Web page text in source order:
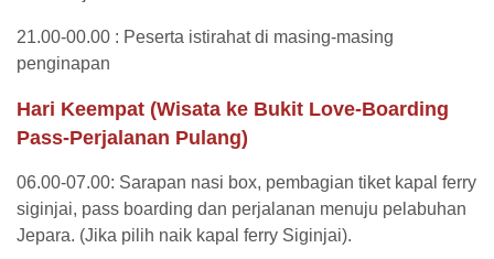
21.00-00.00 : Peserta istirahat di masing-masing
penginapan
Hari Keempat (Wisata ke Bukit Love-Boarding
Pass-Perjalanan Pulang)
06.00-07.00: Sarapan nasi box, pembagian tiket kapal ferry
siginjai, pass boarding dan perjalanan menuju pelabuhan
Jepara. (Jika pilih naik kapal ferry Siginjai).